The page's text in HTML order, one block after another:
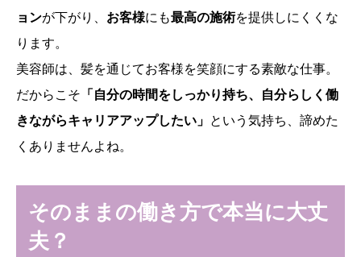
ョンが下がり、 お客様にも最高の施術を提供しにくくな
ります。
美容師は、髪を通じてお客様を笑顔にする素敵な仕事。
だからこそ 「自分の時間をしっかり持ち、自分らしく働
きながらキャリアアップしたい」 という気持ち、諦めた
くありませんよね。
そのままの働き方で本当に大丈
夫？